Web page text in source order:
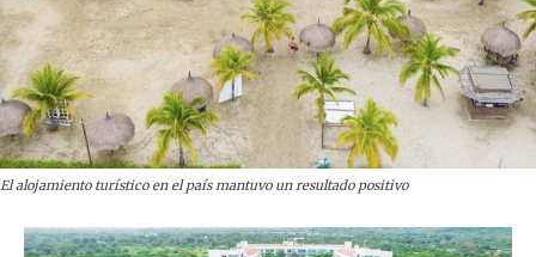
El alojamiento turístico en el país mantuvo un resultado positivo